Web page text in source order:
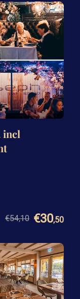
incl
€54,10 €30,50